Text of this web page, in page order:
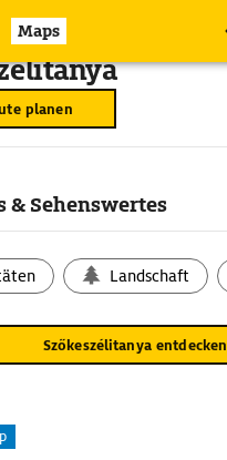
Maps
planen
& Sehenswertes
Landschaft
Szőkeszélitanya entdecken